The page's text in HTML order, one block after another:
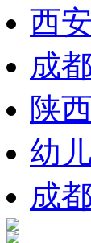
西
成
陕
幼
成